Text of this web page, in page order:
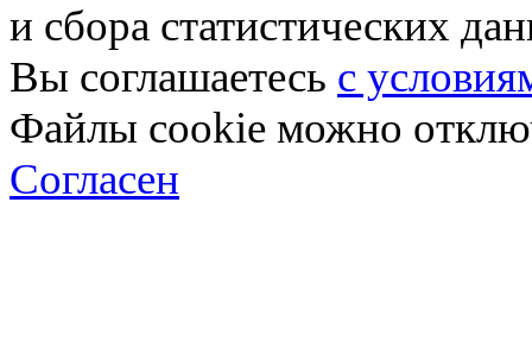
и сбора статистических
Вы соглашаетесь с
Файлы cookie можно
Согласен